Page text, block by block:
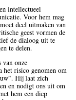
intellectueel
Voor hem mag
deel uitmaken van
geest vormen de
de dialoog uit te
te delen.
van onze
het risico genomen om
Hij laat zich
en nodigt ons uit om
hem een diep